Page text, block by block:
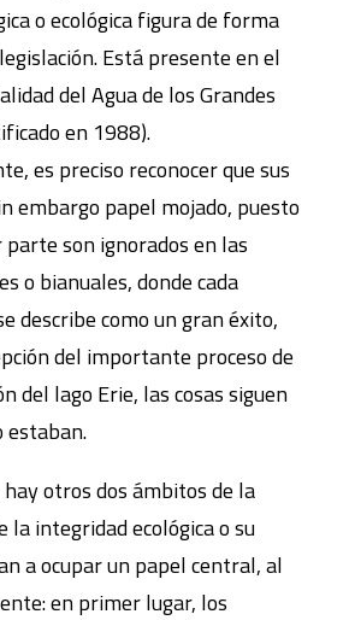
o ecológica figura de forma
Está presente en el
del Agua de los Grandes
en 1988).
es preciso reconocer que sus
embargo papel mojado, puesto
son ignorados en las
o bianuales, donde cada
describe como un gran éxito,
del importante proceso de
del lago Erie, las cosas siguen
estaban.
otros dos ámbitos de la
la integridad ecológica o su
a ocupar un papel central, al
en primer lugar, los